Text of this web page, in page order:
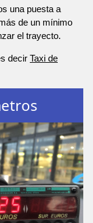
una puesta a
de un mínimo
el trayecto.
decir Taxi de